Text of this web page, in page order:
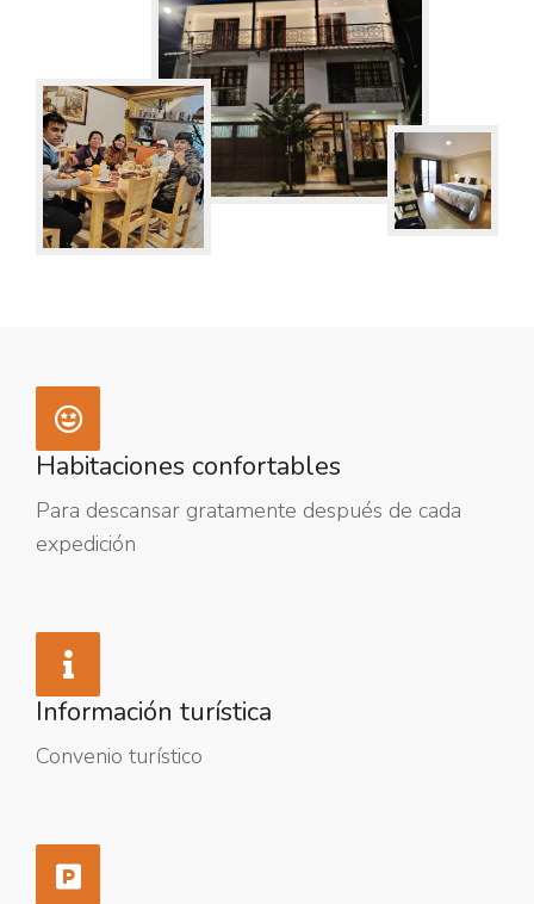
Habitaciones confortables
Para descansar gratamente después de cada
expedición
Información turística
Convenio turístico